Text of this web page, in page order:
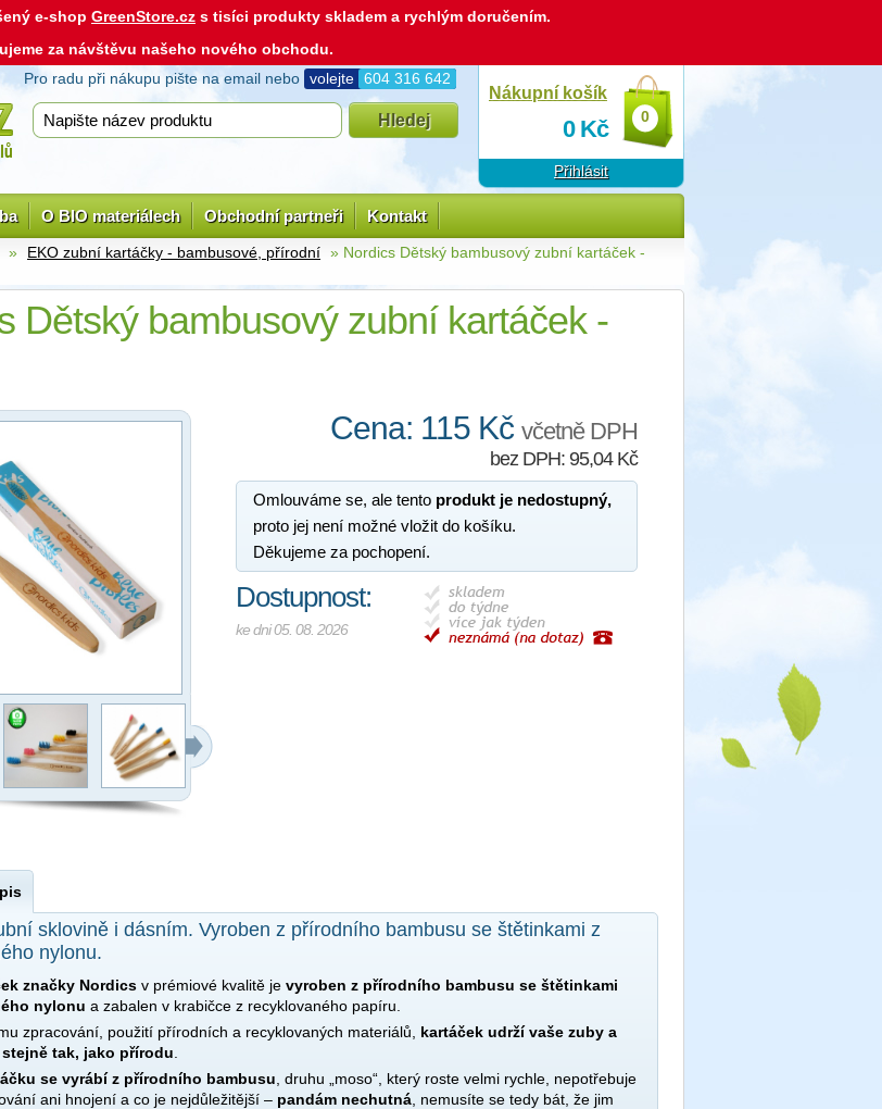
e-shop GreenStore.cz s tisíci produkty skladem a rychlým doručením.
za návštěvu našeho nového obchodu.
Pro radu při nákupu pište na email nebo volejte 604 316 642
Nákupní košík
0
0Kč
Přihlásit
O BIO materiálech Obchodní partneři Kontakt
» EKO zubní kartáčky - bambusové, přírodní » Nordics Dětský bambusový zubní kartáček -
Dětský bambusový zubní kartáček -
Cena: 115 Kč včetně DPH
bez DPH: 95,04 Kč
Omlouváme se, ale tento produkt je nedostupný,
proto jej není možné vložit do košíku.
Děkujeme za pochopení.
Dostupnost:
ke dni 05. 08. 2026
sklovině i dásním. Vyroben z přírodního bambusu se štětinkami z
nylonu.
značky Nordics v prémiové kvalitě je vyroben z přírodního bambusu se štětinkami
nylonu a zabalen v krabičce z recyklovaného papíru.
zpracování, použití přírodních a recyklovaných materiálů, kartáček udrží vaše zuby a
tak, jako přírodu
se vyrábí z přírodního bambusu , druhu „moso“, který roste velmi rychle, nepotřebuje
ani hnojení a co je nejdůležitější – pandám nechutná , nemusíte se tedy bát, že jim